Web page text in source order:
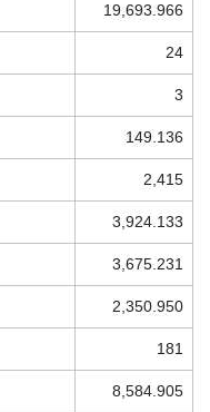
19,693.966
24
3
149.136
2,415
3,924.133
3,675.231
2,350.950
181
8,584.905